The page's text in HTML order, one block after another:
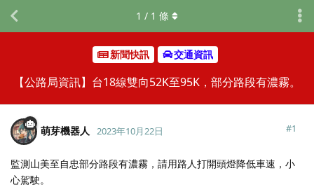
新聞快訊 交通資訊
【公路局資訊】台18線雙向52K至95K，部分路段有濃霧。
1 / 1 條
萌芽機器人 2023年10月22日 #1
監測山美至自忠部分路段有濃霧，請用路人打開頭燈降低車速，小
心駕駛。